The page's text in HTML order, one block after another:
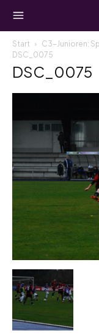
Start
C3-Junioren:
DSC_0075
DSC_0075